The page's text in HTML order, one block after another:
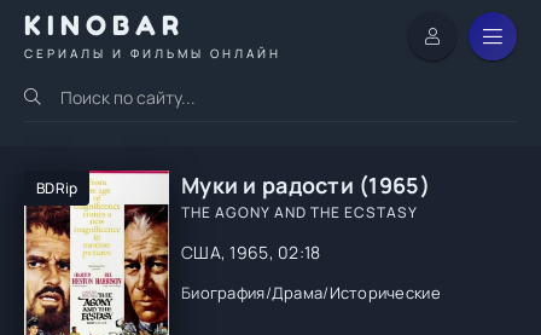
KINOBAR
СЕРИАЛЫ И ФИЛЬМЫ ОНЛАЙН
BDRip Муки и радости (1965)
THE AGONY AND THE ECSTASY
США, 1965, 02:18
Биография/Драма/Исторические